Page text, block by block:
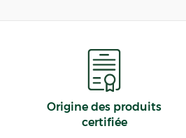
Origine des produits
certifiée